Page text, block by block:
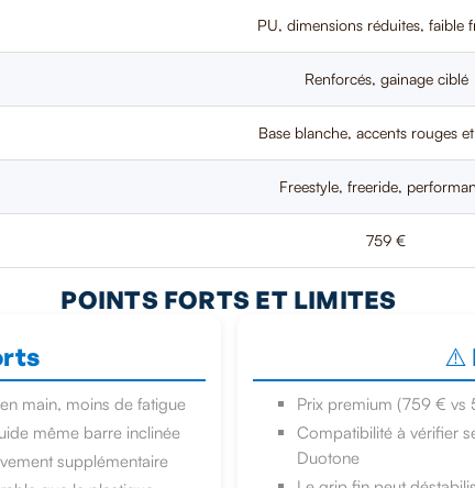
PU, dimensions réduites, faible
Renforcés, gainage ciblé
Base blanche, accents rouges
Freestyle, freeride,
759 €
POINTS FORTS ET LIMITES
main, moins de fatigue
même barre inclinée
supplémentaire
⚠️
Prix premium (759 € vs
Compatibilité à vérifier
Duotone